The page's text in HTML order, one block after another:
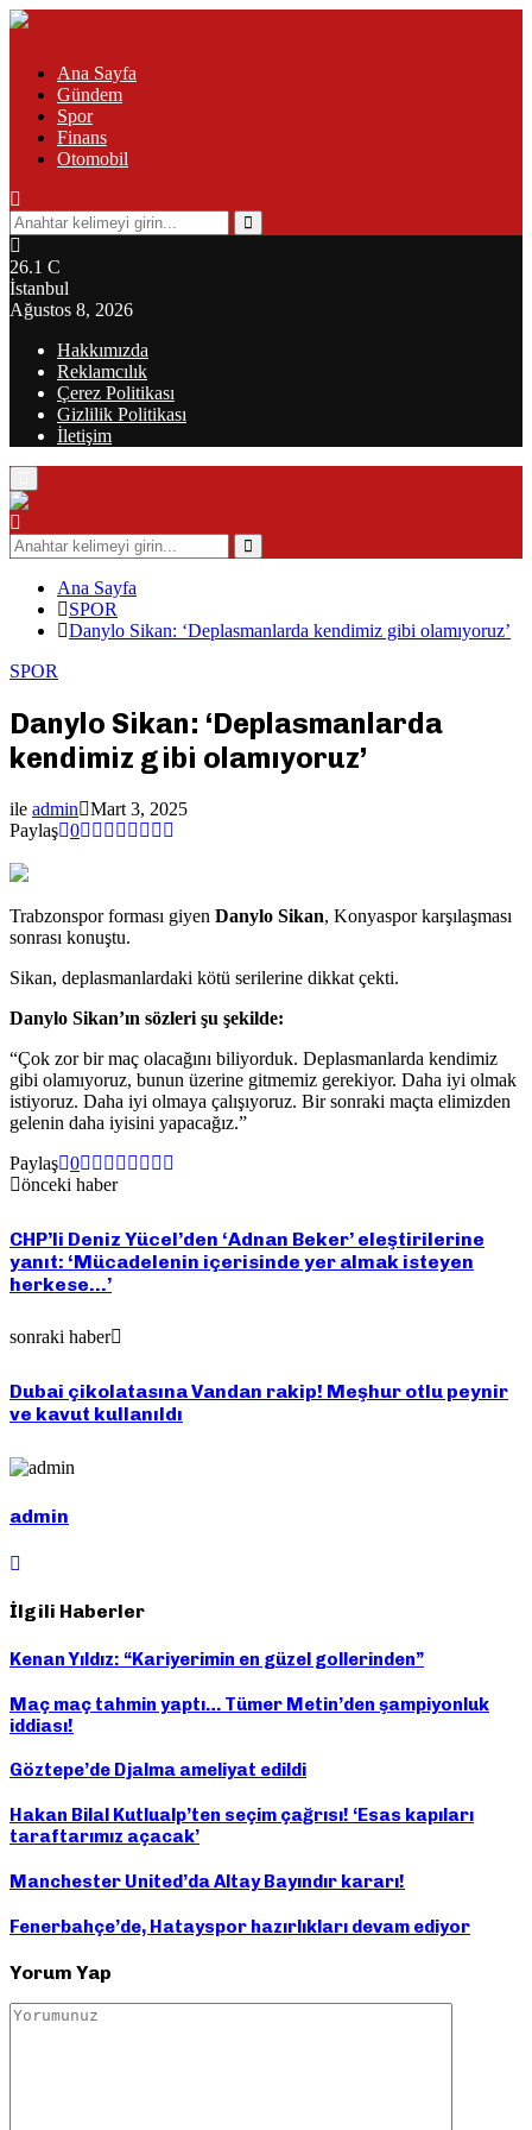
Ana Sayfa
Gündem
Spor
Finans
Otomobil
Search
for:
Search
26.1 C
İstanbul
Ağustos 8, 2026
Hakkımızda
Reklamcılık
Çerez Politikası
Gizlilik Politikası
İletişim
Menu
Search
for:
Search
Ana Sayfa
SPOR
Danylo Sikan: ‘Deplasmanlarda kendimiz gibi olamıyoruz’
SPOR
Danylo Sikan: ‘Deplasmanlarda
kendimiz gibi olamıyoruz’
ile admin
Mart 3, 2025
Paylaş 0
Trabzonspor forması giyen Danylo Sikan, Konyaspor karşılaşması
sonrası konuştu.
Sikan, deplasmanlardaki kötü serilerine dikkat çekti.
Danylo Sikan’ın sözleri şu şekilde:
“Çok zor bir maç olacağını biliyorduk. Deplasmanlarda kendimiz
gibi olamıyoruz, bunun üzerine gitmemiz gerekiyor. Daha iyi olmak
istiyoruz. Daha iyi olmaya çalışıyoruz. Bir sonraki maçta elimizden
gelenin daha iyisini yapacağız.”
Paylaş 0
önceki haber
CHP’li Deniz Yücel’den ‘Adnan Beker’ eleştirilerine
yanıt: ‘Mücadelenin içerisinde yer almak isteyen
herkese…’
sonraki haber
Dubai çikolatasına Vandan rakip! Meşhur otlu peynir
ve kavut kullanıldı
admin
İlgili Haberler
Kenan Yıldız: “Kariyerimin en güzel gollerinden”
Maç maç tahmin yaptı… Tümer Metin’den şampiyonluk
iddiası!
Göztepe’de Djalma ameliyat edildi
Hakan Bilal Kutlualp’ten seçim çağrısı! ‘Esas kapıları
taraftarımız açacak’
Manchester United’da Altay Bayındır kararı!
Fenerbahçe’de, Hatayspor hazırlıkları devam ediyor
Yorum Yap